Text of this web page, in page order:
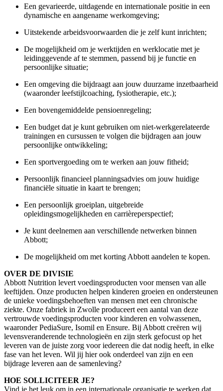
Een gevarieerde, uitdagende en internationale positie in een
dynamische en aangename werkomgeving;
Uitstekende arbeidsvoorwaarden die je zelf kunt inrichten;
De mogelijkheid om je werktijden en werklocatie met je
leidinggevende af te stemmen, passend bij je functie en
persoonlijke situatie;
Een omgeving die bijdraagt aan jouw duurzame inzetbaarheid
(waaronder leefstijlcoaching, fysiotherapie, etc.);
Een bovengemiddelde pensioenregeling;
Een budget dat je kunt gebruiken om niet-werkgerelateerde
trainingen en cursussen te volgen die bijdragen aan jouw
persoonlijke ontwikkeling;
Een sportvergoeding om te werken aan jouw fitheid;
Persoonlijk financieel planningsadvies om jouw huidige
financiële situatie in kaart te brengen;
Een persoonlijk groeiplan, uitgebreide
opleidingsmogelijkheden en carrièreperspectief;
Je kunt deelnemen aan verschillende netwerken binnen
Abbott;
De mogelijkheid om met korting Abbott aandelen te kopen.
OVER DE DIVISIE
Abbott Nutrition levert voedingsproducten voor mensen van alle
leeftijden. Onze producten helpen kinderen groeien en ondersteunen
de unieke voedingsbehoeften van mensen met een chronische
ziekte. Onze fabriek in Zwolle produceert een aantal van deze
vertrouwde voedingsproducten voor kinderen en volwassenen,
waaronder PediaSure, Isomil en Ensure. Bij Abbott creëren wij
levensveranderende technologieën en zijn sterk gefocust op het
leveren van de juiste zorg voor iedereen die dat nodig heeft, in elke
fase van het leven. Wil jij hier ook onderdeel van zijn en een
bijdrage leveren aan de samenleving?
HOE SOLLICITEER JE?
Vind je het leuk om in een internationale organisatie te werken dat